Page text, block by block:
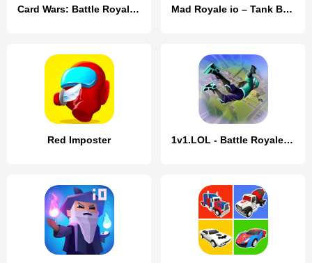
Card Wars: Battle Royale CCG Mad Royale io – Tank Battle
Red Imposter 1v1.LOL - Battle Royale Game